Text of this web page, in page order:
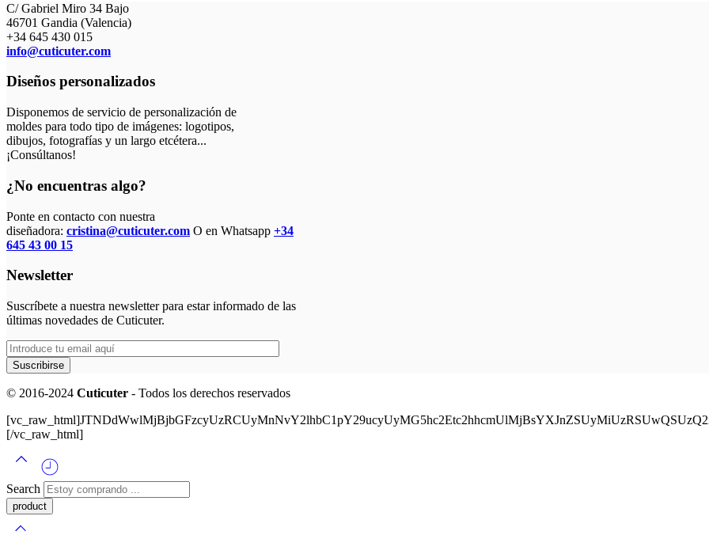
C/ Gabriel Miro 34 Bajo
46701 Gandia (Valencia)
+34 645 430 015
info@cuticuter.com
Diseños personalizados
Disponemos de servicio de personalización de
moldes para todo tipo de imágenes: logotipos,
dibujos, fotografías y un largo etcétera...
¡Consúltanos!
¿No encuentras algo?
Ponte en contacto con nuestra
diseñadora: cristina@cuticuter.com O en Whatsapp +34
645 43 00 15
Newsletter
Suscríbete a nuestra newsletter para estar informado de las
últimas novedades de Cuticuter.
© 2016-2024 Cuticuter - Todos los derechos reservados
[/vc_raw_html]
Search